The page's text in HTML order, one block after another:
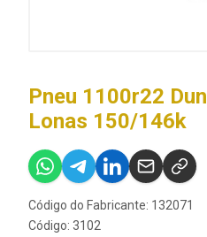
Pneu 1100r22
Lonas 150/146k
Código do Fabricante: 132071
Código: 3102